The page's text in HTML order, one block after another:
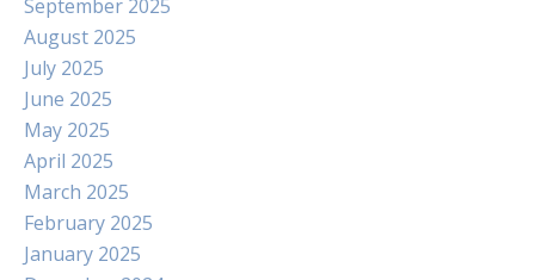
September 2025
August 2025
July 2025
June 2025
May 2025
April 2025
March 2025
February 2025
January 2025